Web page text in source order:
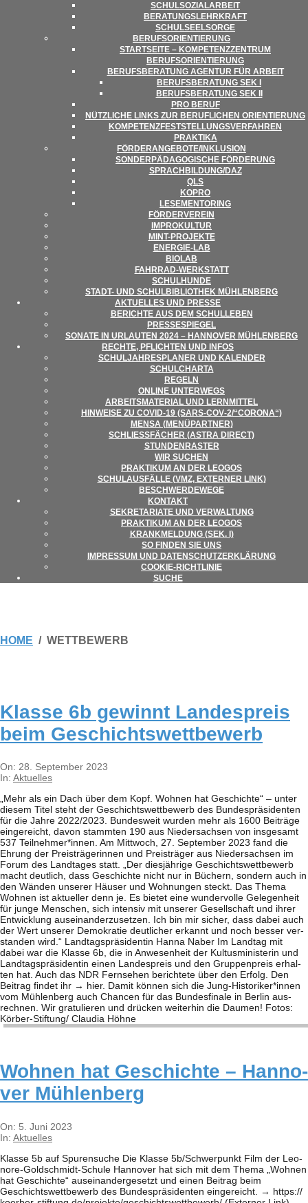
SCHUL­SO­ZI­AL­AR­BEIT
BERA­TUNGS­LEHR­KRAFT
SCHUL­SEEL­SORGE
BERUFS­ORI­EN­TIE­RUNG
START­SEITE – KOM­PE­TENZ­ZEN­TRUM
BERUFSORIENTIERUNG
BERUFS­BE­RA­TUNG AGEN­TUR FÜR ARBEIT
BERUFS­BE­RA­TUNG SEK I
BERUFS­BE­RA­TUNG SEK II
PRO BERUF
NÜTZ­LI­CHE LINKS ZUR BERUF­LI­CHEN ORIENTIERUNG
KOM­PE­TENZ­FEST­STEL­LUNGS­VER­FAH­REN
PRAK­TIKA
FÖRDERANGEBOTE/​​INKLUSION
SON­DER­PÄD­AGO­GI­SCHE FÖRDERUNG
SPRACHBILDUNG/​​DAZ
QLS
KOPRO
LESE­MEN­TO­RING
FÖR­DER­VER­EIN
IMPRO­KUL­TUR
MINT-PRO­­JEKTE
ENER­­GIE-LAB
BIO­LAB
FAHR­RAD-WER­K­STATT
SCHUL­HUNDE
STADT- UND SCHUL­BI­BLIO­THEK MÜHLENBERG
AKTU­EL­LES UND PRESSE
BERICHTE AUS DEM SCHULLEBEN
PRES­SE­SPIE­GEL
SONATE IN URLAU­TEN 2024 – HAN­NO­VER MÜHLENBERG
RECHTE, PFLICH­TEN UND INFOS
SCHUL­JAH­RES­PLA­NER UND KALENDER
SCHUL­CHARTA
REGELN
ONLINE UNTER­WEGS
ARBEITS­MA­TE­RIAL UND LERNMITTEL
HIN­WEISE ZU COVID-19 (SARS-COV‑2/“CORONA“)
MENSA (MENÜ­PART­NER)
SCHLIESS­FÄ­CHER (ASTRA DIRECT)
STUN­DEN­RAS­TER
WIR SUCHEN
PRAK­TI­KUM AN DER LEOGOS
SCHUL­AUS­FÄLLE (VMZ, EXTER­NER LINK)
BESCHWER­DE­WEGE
KON­TAKT
SEKRE­TA­RIATE UND VERWALTUNG
PRAK­TI­KUM AN DER LEOGOS
KRANK­MEL­DUNG (SEK. I)
SO FIN­DEN SIE UNS
IMPRES­SUM UND DATENSCHUTZERKLÄRUNG
COO­KIE-RICHT­LI­NIE
SUCHE
HOME WETTBEWERB
Klasse 6b gewinnt Lan­des­preis
beim Geschichtswettbewerb
2023-
09-
On: 28. September 2023
In: Aktuelles
„Mehr als ein Dach über dem Kopf. Woh­nen hat Geschichte“ – unter
die­sem Titel steht der Geschichts­wett­be­werb des Bun­des­prä­si­den­ten
für die Jahre 2022/​​2023. Bun­des­weit wur­den mehr als 1600 Bei­träge
ein­ge­reicht, davon stamm­ten 190 aus Nie­der­sach­sen von ins­ge­samt
537 Teilnehmer*innen. Am Mitt­woch, 27. Sep­tem­ber 2023 fand die
Ehrung der Preis­trä­ge­rin­nen und Preis­trä­ger aus Nie­der­sach­sen im
Forum des Land­ta­ges statt. „Der dies­jäh­rige Geschichts­wett­be­werb
macht deut­lich, dass Geschichte nicht nur in Büchern, son­dern auch in
den Wän­den unse­rer Häu­ser und Woh­nun­gen steckt. Das Thema
Woh­nen ist aktu­el­ler denn je. Es bie­tet eine wun­der­volle Gele­gen­heit
für junge Men­schen, sich inten­siv mit unse­rer Gesell­schaft und ihrer
Ent­wick­lung aus­ein­an­der­zu­set­zen. Ich bin mir sicher, dass dabei auch
der Wert unse­rer Demo­kra­tie deut­li­cher erkannt und noch bes­ser ver­
stan­den wird.“ Land­tags­prä­si­den­tin Hanna Naber Im Land­tag mit
dabei war die Klasse 6b, die in Anwe­sen­heit der Kul­tus­mi­nis­te­rin und
Land­tags­prä­si­den­tin einen Lan­des­preis und den Grup­pen­preis erhal­
ten hat. Auch das NDR Fern­se­hen berich­tete über den Erfolg. Den
Bei­trag fin­det ihr → hier. Damit kön­nen sich die Jung-Historiker*innen
vom Müh­len­berg auch Chan­cen für das Bun­des­fi­nale in Ber­lin aus­
rech­nen. Wir gra­tu­lie­ren und drü­cken wei­ter­hin die Dau­men! Fotos:
Kör­­ber-Stif­­tung/ Clau­dia Höhne
Woh­nen hat Geschichte – Han­no­
ver Mühlenberg
2023-
06-
On: 5. Juni 2023
In: Aktuelles
Klasse 5b auf Spu­ren­su­che Die Klasse 5b/​​Schwerpunkt Film der Leo­­
nore-Gol­d­­schmidt-Schule Han­no­ver hat sich mit dem Thema „Woh­nen
hat Geschichte“ aus­ein­an­der­ge­setzt und einen Bei­trag beim
Geschichts­wett­be­werb des Bun­des­prä­si­den­ten ein­ge­reicht. → https://​